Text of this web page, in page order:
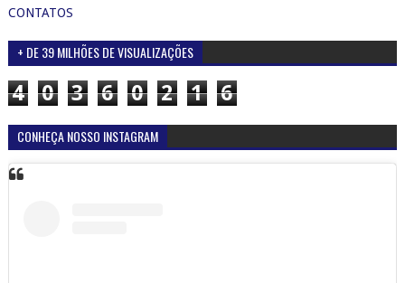
CONTATOS
+ DE 39 MILHÕES DE VISUALIZAÇÕES
4 0 3 6 0 2 1 6
CONHEÇA NOSSO INSTAGRAM